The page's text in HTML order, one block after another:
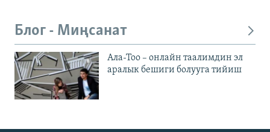
Блог - Миңсанат
Ала-Тоо – онлайн таалимдин эл
аралык бешиги болууга тийиш